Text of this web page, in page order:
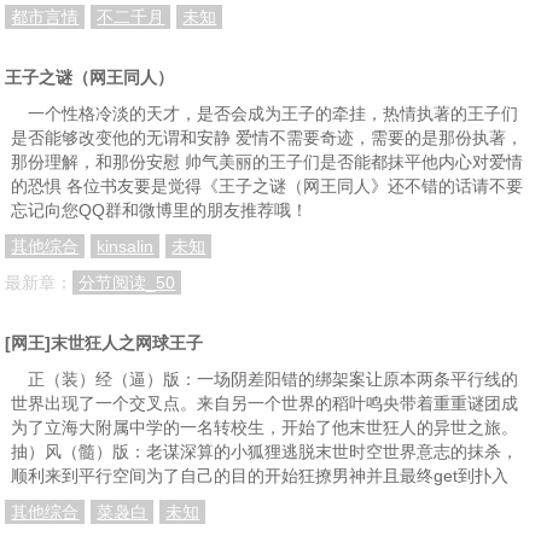
都市言情
不二千月 未知
王子之谜（网王同人）
一个性格冷淡的天才，是否会成为王子的牵挂，热情执著的王子们
是否能够改变他的无谓和安静 爱情不需要奇迹，需要的是那份执著，
那份理解，和那份安慰 帅气美丽的王子们是否能都抹平他内心对爱情
的恐惧 各位书友要是觉得《王子之谜（网王同人》还不错的话请不要
忘记向您QQ群和微博里的朋友推荐哦！
其他综合
kinsalin
未知
最新章：
分节阅读_50
[网王]末世狂人之网球王子
正（装）经（逼）版：一场阴差阳错的绑架案让原本两条平行线的
世界出现了一个交叉点。来自另一个世界的稻叶鸣央带着重重谜团成
为了立海大附属中学的一名转校生，开始了他末世狂人的异世之旅。
抽）风（髓）版：老谋深算的小狐狸逃脱末世时空世界意志的抹杀，
顺利来到平行空间为了自己的目的开始狂撩男神并且最终get到扑入
其他综合
菜袅白
未知